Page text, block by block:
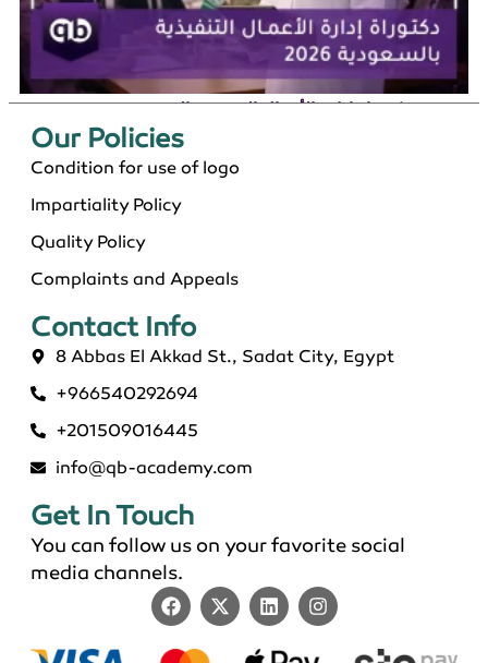
دكتوراة إدارة الأعمال التنفيذية بالسعودية 2026
ماجستير عن بعد معتمد في السعودية 2026
Our Policies​
Condition for use of logo
Impartiality Policy
Quality Policy
Complaints and Appeals
Contact Info​
8 Abbas El Akkad St., Sadat City, Egypt
+966540292694
+201509016445
info@qb-academy.com
Get In Touch
You can follow us on your favorite social
media channels.